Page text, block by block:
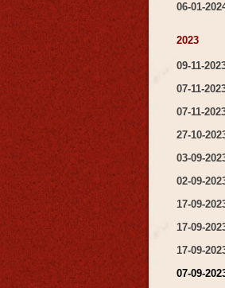
06-01-
2023
09-11-
07-11-
07-11-
27-10-
03-09-
02-09-
17-09-
17-09-
17-09-
07-09-